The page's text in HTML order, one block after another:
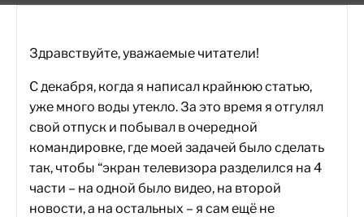
Здравствуйте, уважаемые читатели!
С декабря, когда я написал крайнюю статью,
уже много воды утекло. За это время я отгулял
свой отпуск и побывал в очередной
командировке, где моей задачей было сделать
так, чтобы “экран телевизора разделился на 4
части – на одной было видео, на второй
новости, а на остальных – я сам ещё не